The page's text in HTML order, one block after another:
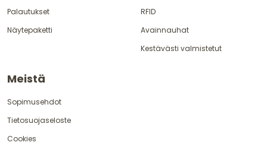
Palautukset
Näytepaketti
RFID
Avainnauhat
Kestävästi valmistetut
Meistä
Sopimusehdot
Tietosuojaseloste
Cookies